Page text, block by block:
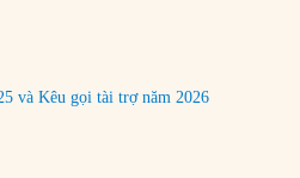
và Kêu gọi tài trợ năm 2026